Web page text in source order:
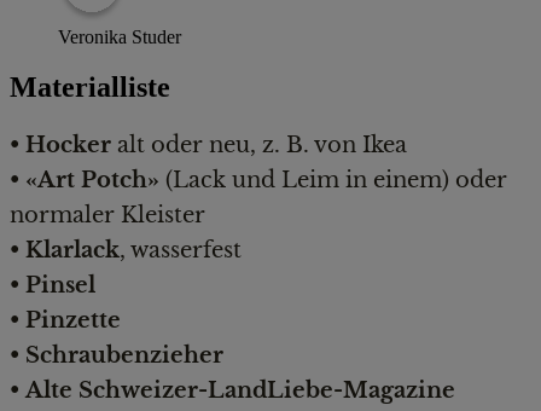
Veronika Studer
Materialliste
• Hocker alt oder neu, z. B. von Ikea
• «Art Potch» (Lack und Leim in einem) oder
normaler Kleister
• Klarlack, wasserfest
• Pinsel
• Pinzette
• Schraubenzieher
• Alte Schweizer-LandLiebe-Magazine